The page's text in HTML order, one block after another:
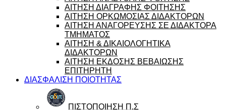
ΑΙΤΗΣΗ ΔΙΑΓΡΑΦΗΣ ΦΟΙΤΗΣΗΣ
ΑΙΤΗΣΗ ΟΡΚΩΜΟΣΙΑΣ ΔΙΔΑΚΤΟΡΩΝ
ΑΙΤΗΣΗ ΑΝΑΓΟΡΕΥΣΗΣ ΣΕ ΔΙΔΑΚΤΟΡΑ
ΤΜΗΜΑΤΟΣ
ΑΙΤΗΣΗ & ΔΙΚΑΙΟΛΟΓΗΤΙΚΑ
ΔΙΔΑΚΤΟΡΩΝ
ΑΙΤΗΣΗ ΕΚΔΟΣΗΣ ΒΕΒΑΙΩΣΗΣ
ΕΠΙΤΗΡΗΤΗ
ΔΙΑΣΦΑΛΙΣΗ ΠΟΙΟΤΗΤΑΣ
ΠΙΣΤΟΠΟΙΗΣΗ Π.Σ